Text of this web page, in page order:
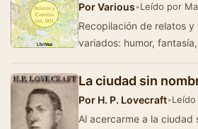
PorVarious•Leído por
Recopilación de relatos
variados: humor,
La ciudad sin
Por H. P. Lovecraft•
Al acercarme a la ciudad